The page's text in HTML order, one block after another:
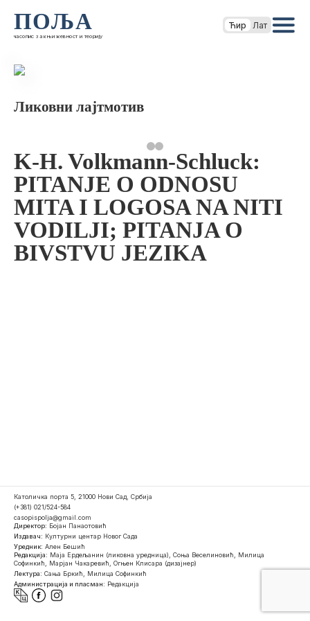
ПОЉА
часопис за књижевност и теорију
Ћир Лат
Ликовни лајтмотив
K-H. Volkmann-Schluck:
PITANJE O ODNOSU
MITA I LOGOSA NA NITI
VODILJI; PITANJA O
BIVSTVU JEZIKA
Католичка порта 5, 21000 Нови Сад, Србија
(+381) 021/524-584
casopispolja@gmail.com
Директор: Бојан Панаотовић
Издавач: Културни центар Новог Сада
Уредник: Ален Бешић
Редакција: Маја Ердељанин (ликовна уредница), Соња Веселиновић, Милица
Софинкић, Марјан Чакаревић, Огњен Клисара (дизајнер)
Лектура: Сања Бркић, Милица Софинкић
Администрација и пласман: Редакција